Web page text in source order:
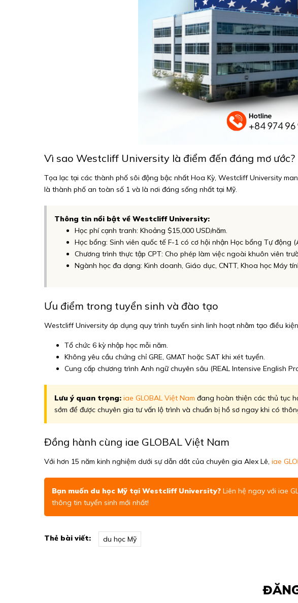
Vì sao Westcliff University là điểm đến đáng mơ ước?
Tọa lạc tại các thành phố sôi động bậc nhất Hoa Kỳ, Westcliff University
là thành phố an toàn số 1 và là nơi đáng sống nhất tại Mỹ.
Thông tin nổi bật về Westcliff University:
Học phí cạnh tranh: Khoảng $15,000 USD/năm.
Học bổng: Sinh viên quốc tế F-1 có cơ hội nhận Học bổng Tự động
Chương trình thực tập CPT: Cho phép làm việc ngoài khuôn viên
Ngành học đa dạng: Kinh doanh, Giáo dục, CNTT, Khoa học Máy
Ưu điểm trong tuyển sinh và đào tạo
Westcliff University áp dụng quy trình tuyển sinh linh hoạt nhằm tạo điều
Tổ chức 6 kỳ nhập học mỗi năm.
Không yêu cầu chứng chỉ GRE, GMAT hoặc SAT khi xét tuyển.
Cung cấp chương trình Anh ngữ chuyên sâu (REAL Intensive English
Lưu ý quan trọng: iae GLOBAL Việt Nam đang hoàn thiện các thủ tục
sớm để được chuyên gia tư vấn lộ trình và chuẩn bị hồ sơ ngay khi có
Đồng hành cùng iae GLOBAL Việt Nam
Với hơn 15 năm kinh nghiệm dưới sự dẫn dắt của chuyên gia Alex Lê, iae
Bạn muốn du học Mỹ tại Westcliff University? Liên hệ ngay với iae
thông tin tuyển sinh mới nhất!
Thẻ bài viết: du học Mỹ